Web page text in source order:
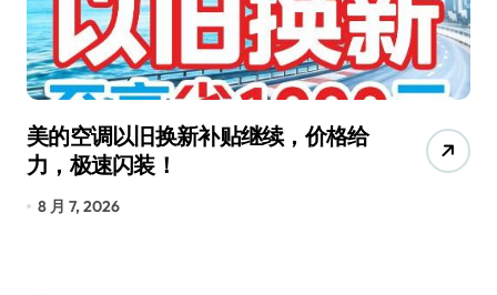
美的空调以旧换新补贴继续，价格给
力，极速闪装！
8 月 7, 2026